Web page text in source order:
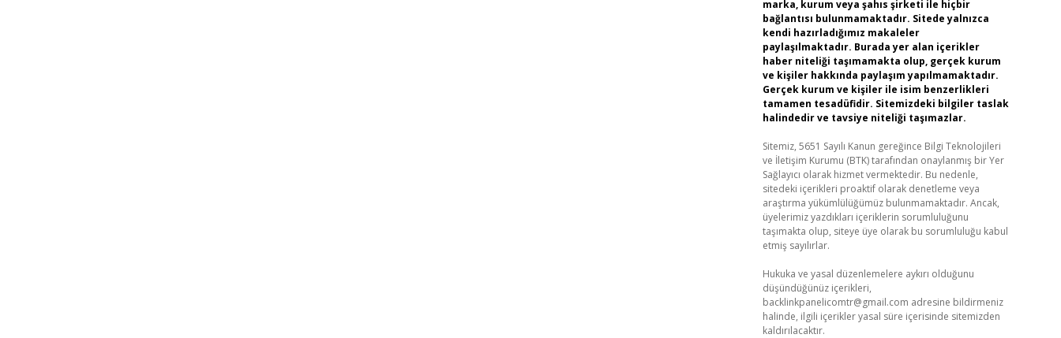
marka, kurum veya şahıs şirketi ile hiçbir
bağlantısı bulunmamaktadır. Sitede yalnızca
kendi hazırladığımız makaleler
paylaşılmaktadır. Burada yer alan içerikler
haber niteliği taşımamakta olup, gerçek kurum
ve kişiler hakkında paylaşım yapılmamaktadır.
Gerçek kurum ve kişiler ile isim benzerlikleri
tamamen tesadüfidir. Sitemizdeki bilgiler taslak
halindedir ve tavsiye niteliği taşımazlar.
Sitemiz, 5651 Sayılı Kanun gereğince Bilgi Teknolojileri
ve İletişim Kurumu (BTK) tarafından onaylanmış bir Yer
Sağlayıcı olarak hizmet vermektedir. Bu nedenle,
sitedeki içerikleri proaktif olarak denetleme veya
araştırma yükümlülüğümüz bulunmamaktadır. Ancak,
üyelerimiz yazdıkları içeriklerin sorumluluğunu
taşımakta olup, siteye üye olarak bu sorumluluğu kabul
etmiş sayılırlar.
Hukuka ve yasal düzenlemelere aykırı olduğunu
düşündüğünüz içerikleri,
backlinkpanelicomtr@gmail.com adresine bildirmeniz
halinde, ilgili içerikler yasal süre içerisinde sitemizden
kaldırılacaktır.